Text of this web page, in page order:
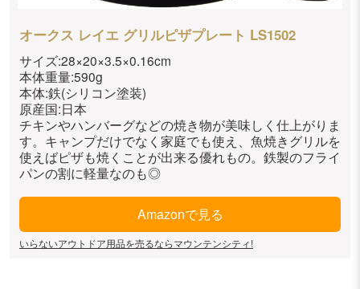
オークス レイエ グリルピザプレート LS1502
サイズ:28×20×3.5×0.16cm
本体重量:590g
本体:鉄(シリコン塗装)
原産国:日本
チキンやハンバーグなどの焼き物が美味しく仕上がりま
す。キャンプだけでなく家庭でも使え、魚焼きグリルを
使えばピザも焼くことが出来る優れもの。鉄製のフライ
パンの割に軽量なのも◎
Amazonで見る
いらないアウトドア用品を売るならマウンテンシティ!